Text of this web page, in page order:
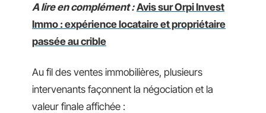
A lire en complément : Avis sur Orpi Invest
Immo : expérience locataire et propriétaire
passée au crible
Au fil des ventes immobilières, plusieurs
intervenants façonnent la négociation et la
valeur finale affichée :